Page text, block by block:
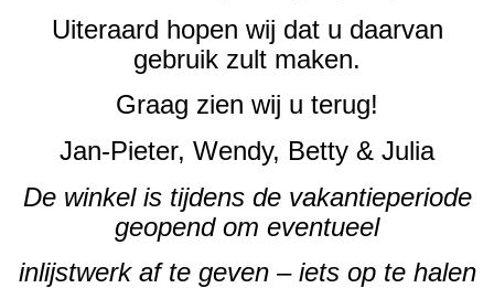
Uiteraard hopen wij dat u daarvan
gebruik zult maken.
Graag zien wij u terug!
Jan-Pieter, Wendy, Betty & Julia
De winkel is tijdens de vakantieperiode
geopend om eventueel
inlijstwerk af te geven – iets op te halen